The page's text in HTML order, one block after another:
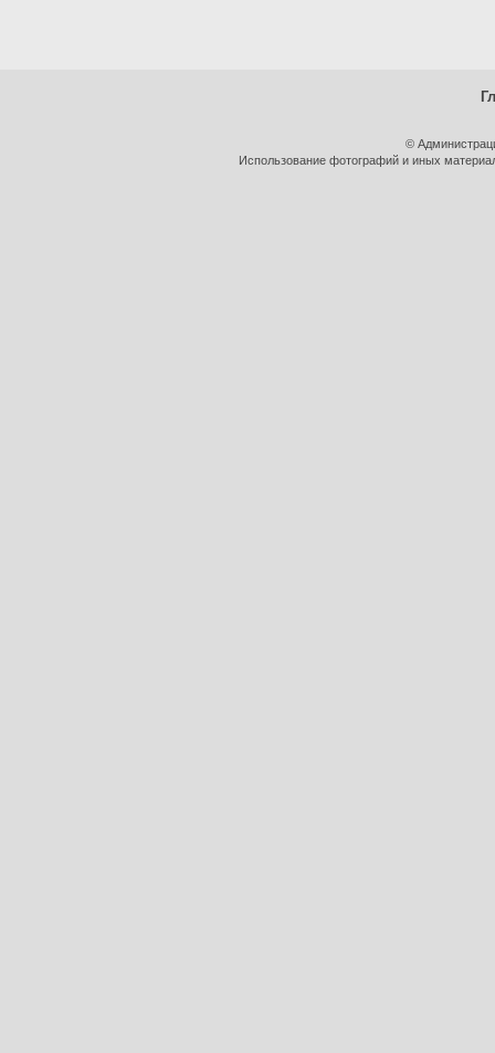
©
Использование фотографий и иных